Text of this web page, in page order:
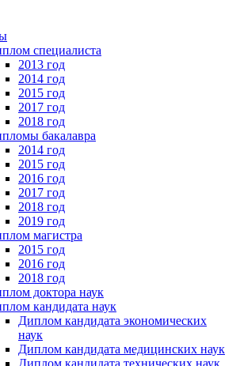
специалиста
2013 год
2014 год
2015 год
2017 год
2018 год
бакалавра
2014 год
2015 год
2016 год
2017 год
2018 год
2019 год
магистра
2015 год
2016 год
2018 год
доктора наук
кандидата наук
Диплом кандидата экономических
наук
Диплом кандидата медицинских наук
Диплом кандидата технических наук